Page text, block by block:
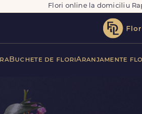
Flori online la domiciliu
Buchete de floriAranjamente